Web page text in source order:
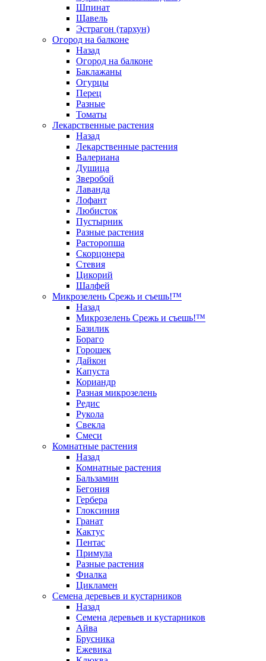
Шпинат
Щавель
Эстрагон (тархун)
Огород на балконе
Назад
Огород на балконе
Баклажаны
Огурцы
Перец
Разные
Томаты
Лекарственные растения
Назад
Лекарственные растения
Валериана
Душица
Зверобой
Лаванда
Лофант
Любисток
Пустырник
Разные растения
Расторопша
Скорцонера
Стевия
Цикорий
Шалфей
Микрозелень Срежь и съешь!™
Назад
Микрозелень Срежь и съешь!™
Базилик
Бораго
Горошек
Дайкон
Капуста
Кориандр
Разная микрозелень
Редис
Рукола
Свекла
Смеси
Комнатные растения
Назад
Комнатные растения
Бальзамин
Бегония
Гербера
Глоксиния
Гранат
Кактус
Пентас
Примула
Разные растения
Фиалка
Цикламен
Семена деревьев и кустарников
Назад
Семена деревьев и кустарников
Айва
Брусника
Ежевика